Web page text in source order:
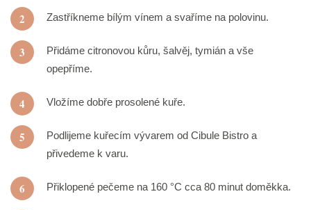
2 Zastříkneme bílým vínem a svaříme na polovinu.
3
Přidáme citronovou kůru, šalvěj, tymián a vše
opepříme.
4 Vložíme dobře prosolené kuře.
5
Podlijeme kuřecím vývarem od Cibule Bistro a
přivedeme k varu.
6 Přiklopené pečeme na 160 °C cca 80 minut doměkka.